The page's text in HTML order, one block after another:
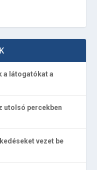
a látogatókat a
utolsó percekben
vezet be